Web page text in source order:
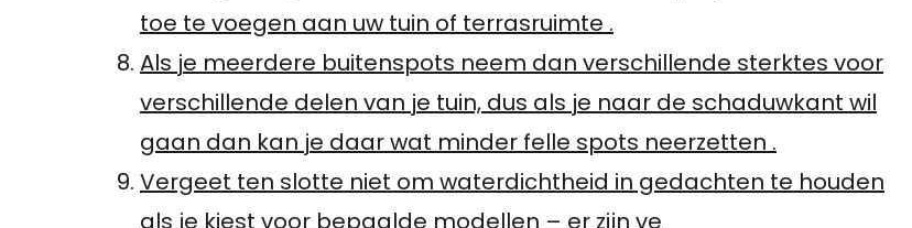
toe te voegen aan uw tuin of terrasruimte .
Als je meerdere buitenspots neem dan verschillende sterktes voor
verschillende delen van je tuin, dus als je naar de schaduwkant wil
gaan dan kan je daar wat minder felle spots neerzetten .
Vergeet ten slotte niet om waterdichtheid in gedachten te houden
als je kiest voor bepaalde modellen – er zijn ve